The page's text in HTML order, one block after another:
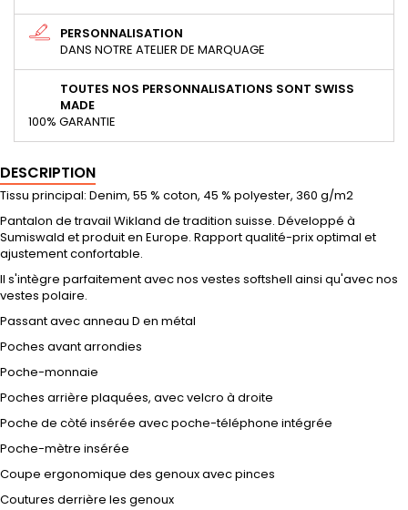
PERSONNALISATION
DANS NOTRE ATELIER DE MARQUAGE
TOUTES NOS PERSONNALISATIONS SONT SWISS
MADE
100% GARANTIE
DESCRIPTION
Tissu principal: Denim, 55 % coton, 45 % polyester, 360 g/m2
Pantalon de travail Wikland de tradition suisse. Développé à
Sumiswald et produit en Europe. Rapport qualité-prix optimal et
ajustement confortable.
Il s'intègre parfaitement avec nos vestes softshell ainsi qu'avec nos
vestes polaire.
Passant avec anneau D en métal
Poches avant arrondies
Poche-monnaie
Poches arrière plaquées, avec velcro à droite
Poche de còté insérée avec poche-téléphone intégrée
Poche-mètre insérée
Coupe ergonomique des genoux avec pinces
Coutures derrière les genoux